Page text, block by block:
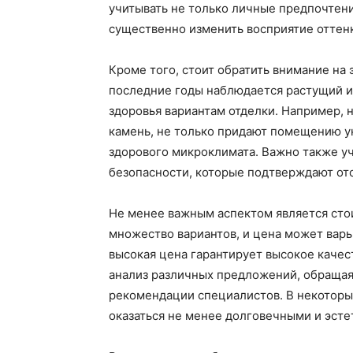
учитывать не только личные
существенно изменить восприятие
Кроме того, стоит обратить внимание
последние годы наблюдается растущий
здоровья вариантам отделки. Например,
камень, не только придают помещению
здорового микроклимата. Важно также
безопасности, которые подтверждают
Не менее важным аспектом является
множество вариантов, и цена может
высокая цена гарантирует высокое
анализ различных предложений,
рекомендации специалистов. В
оказаться не менее долговечными и